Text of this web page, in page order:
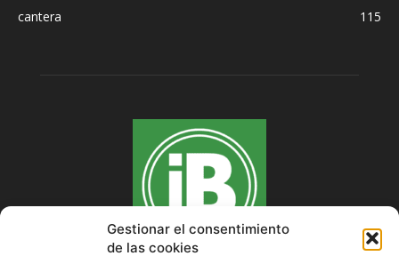
Gestionar el consentimiento
de las cookies
cantera
115